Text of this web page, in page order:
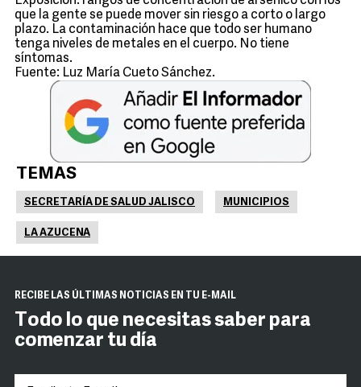
que la gente se puede mover sin riesgo a corto o largo
plazo. La contaminación hace que todo ser humano
tenga niveles de metales en el cuerpo. No tiene
síntomas.
Fuente: Luz María Cueto Sánchez.
TEMAS
SECRETARÍA DE SALUD JALISCO MUNICIPIOS
LA AZUCENA
RECIBE LAS ÚLTIMAS NOTICIAS EN TU E-MAIL
Todo lo que necesitas saber para
comenzar tu día